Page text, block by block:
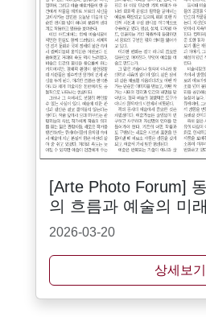
[Arte Photo Forum]
의 흐름과 예술의 미래
2026-03-20
상세보기